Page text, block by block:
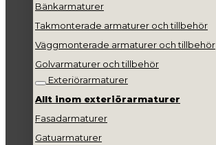
Bänkarmaturer
Takmonterade armaturer och tillbehör
Väggmonterade armaturer och tillbehör
Golvarmaturer och tillbehör
Exteriörarmaturer
Allt inom exteriörarmaturer
Fasadarmaturer
Gatuarmaturer